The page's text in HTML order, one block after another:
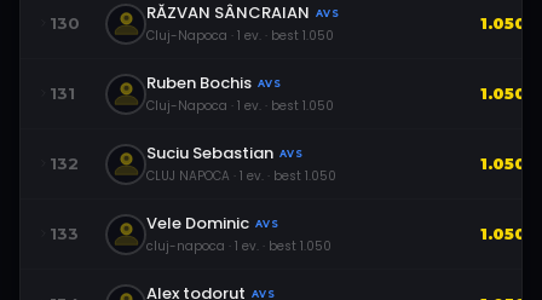
130 RĂZVAN SÂNCRAIAN AVS
Cluj-Napoca · 1 ev. · best 1.050
1.050
131 Ruben Bochis AVS
Cluj-Napoca · 1 ev. · best 1.050
1.050
132 Suciu Sebastian AVS
CLUJ NAPOCA · 1 ev. · best 1.050
1.050
133 Vele Dominic AVS
cluj-napoca · 1 ev. · best 1.050
1.050
Alex todorut AVS